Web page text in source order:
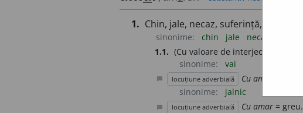
1. Chin, jale, necaz, suferință, tristețe.
sinonime: chin jale necaz
1.1. (Cu valoare de interjecție) Vai!
sinonime:
vai
chat_bubble locuțiune adverbială Cu amar
sinonime:
jalnic
locuțiune adverbială Cu amar = greu.